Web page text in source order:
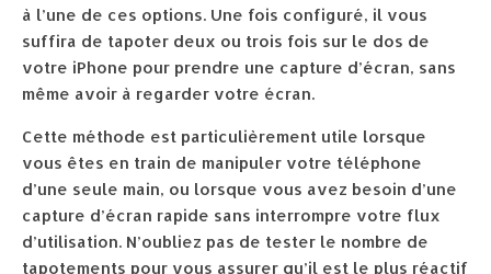
à l’une de ces options. Une fois configuré, il vous
suffira de tapoter deux ou trois fois sur le dos de
votre iPhone pour prendre une capture d’écran, sans
même avoir à regarder votre écran.
Cette méthode est particulièrement utile lorsque
vous êtes en train de manipuler votre téléphone
d’une seule main, ou lorsque vous avez besoin d’une
capture d’écran rapide sans interrompre votre flux
d’utilisation. N’oubliez pas de tester le nombre de
tapotements pour vous assurer qu’il est le plus réactif